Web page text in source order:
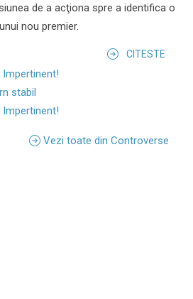
de a acţiona spre a identifica o
nou premier.
CITESTE
Impertinent!
stabil
Impertinent!
Vezi toate din Controverse